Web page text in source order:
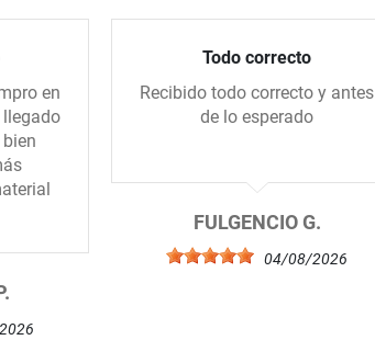
en
Todo correcto
Recibido todo correcto y antes
de lo esperado
FULGENCIO G.
04/08/2026